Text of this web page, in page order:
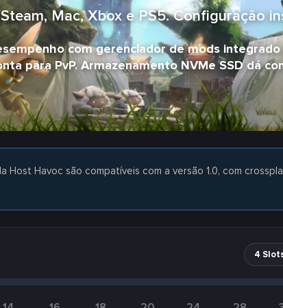
Mac, Xbox e PS5. Configuração
com gerenciador de mods integrado
para PvP. Armazenamento NVMe SSD dá
Host Havoc são compatíveis com a versão 1.0, com
4